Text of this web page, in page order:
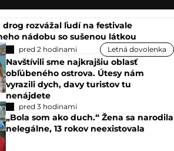
rozvážal ľudí na festivale
nádobu so sušenou látkou
pred 2 hodinami Letná dovolenka
Navštívili sme najkrajšiu oblasť
obľúbeného ostrova. Útesy nám
vyrazili dych, davy turistov tu
nenájdete
pred 3 hodinami
„Bola som ako duch.“ Žena sa narodila
nelegálne, 13 rokov neexistovala